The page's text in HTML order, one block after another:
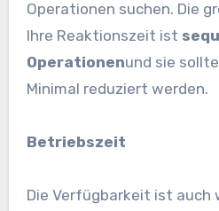
Operationen suchen. Die
Ihre Reaktionszeit ist
Operationenund sie
Minimal reduziert werden.
Betriebszeit
Die Verfügbarkeit ist auch